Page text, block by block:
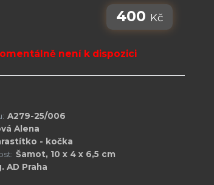
400 Kč
není k dispozici
A279-25/006
Alena
- kočka
Šamot, 10 x 4 x 6,5 cm
AD Praha